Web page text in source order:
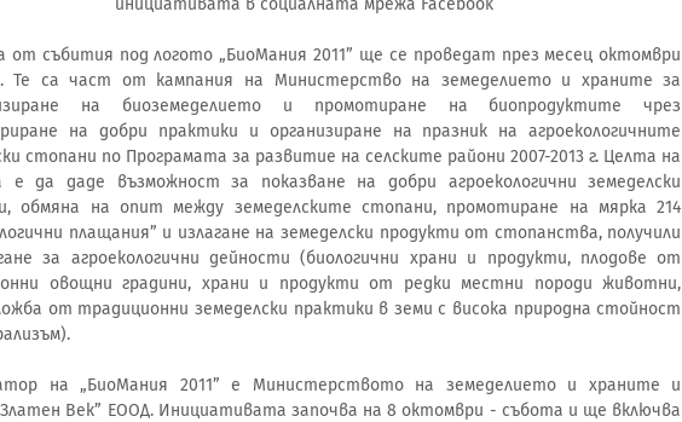
инициативата в социалната мрежа Facebook
от събития под логото „БиоМания 2011” ще се проведат през месец октомври
Те са част от кампания на Министерство на земеделието и храните за
на биоземеделието и промотиране на биопродуктите чрез
на добри практики и организиране на празник на агроекологичните
стопани по Програмата за развитие на селските райони 2007-2013 г. Целта на
е да даде възможност за показване на добри агроекологични земеделски
обмяна на опит между земеделските стопани, промотиране на мярка 214
плащания” и излагане на земеделски продукти от стопанства, получили
за агроекологични дейности (биологични храни и продукти, плодове от
овощни градини, храни и продукти от редки местни породи животни,
от традиционни земеделски практики в земи с висока природна стойност
на „БиоМания 2011” е Министерството на земеделието и храните и
Век” ЕООД. Инициативата започва на 8 октомври - събота и ще включва